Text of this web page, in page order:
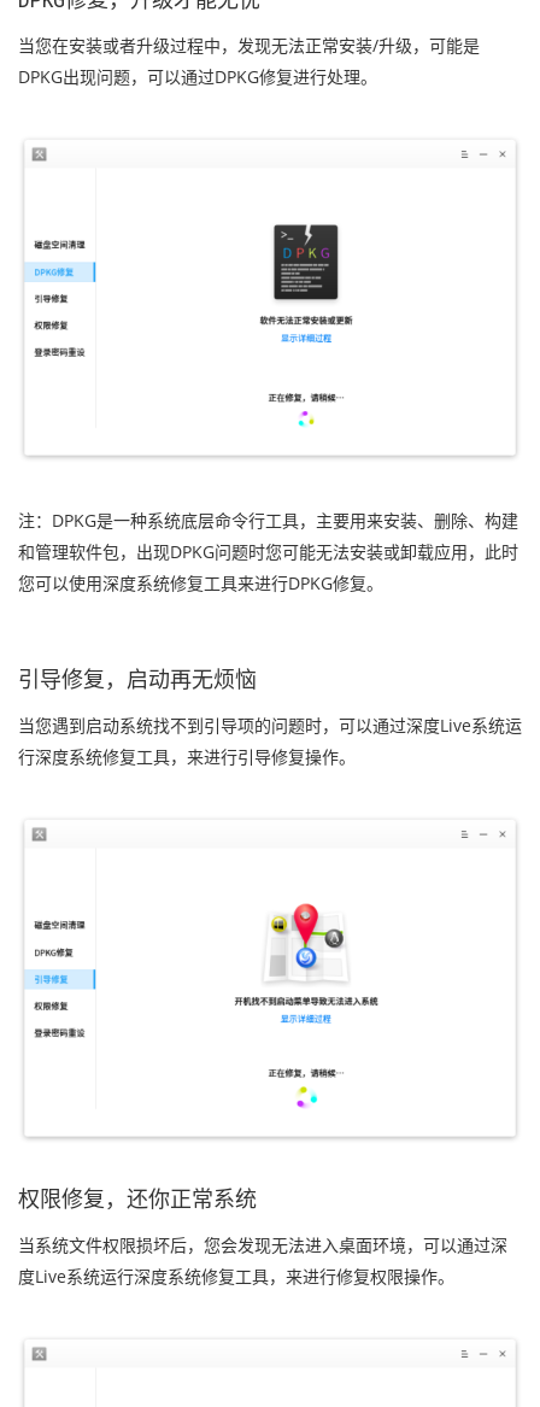
当您在安装或者升级过程中，发现无法正常安装/升级，可能是
DPKG出现问题，可以通过DPKG修复进行处理。
注：DPKG是一种系统底层命令行工具，主要用来安装、删除、构建
和管理软件包，出现DPKG问题时您可能无法安装或卸载应用，此时
您可以使用深度系统修复工具来进行DPKG修复。
引导修复，启动再无烦恼
当您遇到启动系统找不到引导项的问题时，可以通过深度Live系统运
行深度系统修复工具，来进行引导修复操作。
权限修复，还你正常系统
当系统文件权限损坏后，您会发现无法进入桌面环境，可以通过深
度Live系统运行深度系统修复工具，来进行修复权限操作。